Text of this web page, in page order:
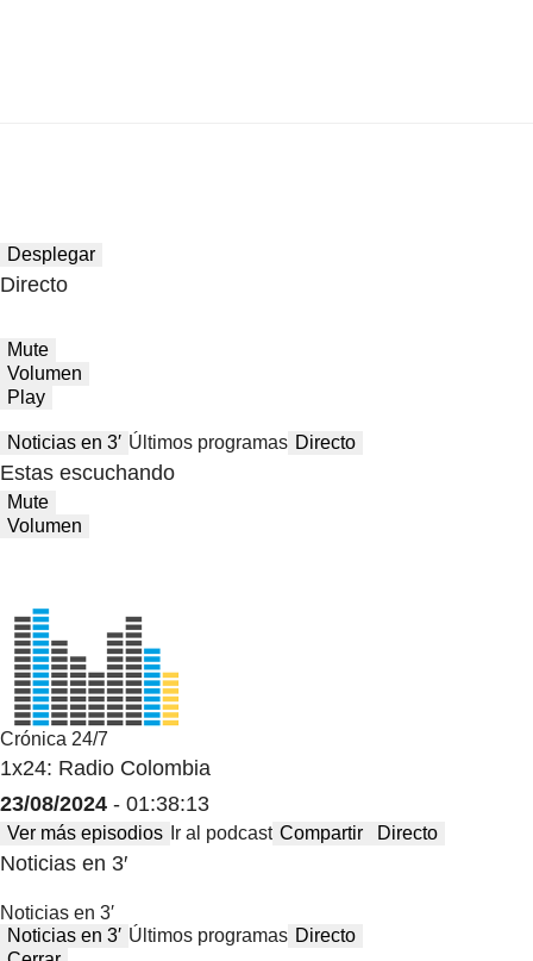
Desplegar
Directo
Mute
Volumen
Play
Noticias en 3′ Últimos programas Directo
Estas escuchando
Mute
Volumen
Crónica 24/7
1x24: Radio Colombia
23/08/2024 - 01:38:13
Ver más episodios Ir al podcast Compartir Directo
Noticias en 3′
Noticias en 3′
Noticias en 3′ Últimos programas Directo